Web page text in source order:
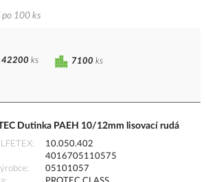
po 100 ks
7100 ks
ks
Dutinka PAEH 10/12mm lisovací rudá
10.050.402
4016705110575
05101057